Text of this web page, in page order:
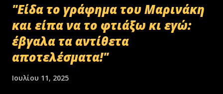
"Είδα το γράφημα του Μαρινάκη
και είπα να το φτιάξω κι εγώ:
έβγαλα τα αντίθετα
αποτελέσματα!"
Ιουλίου 11, 2025